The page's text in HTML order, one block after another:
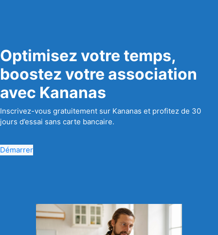
Optimisez votre temps,
boostez votre association
avec Kananas
Inscrivez-vous gratuitement sur Kananas et profitez de 30
jours d’essai sans carte bancaire.
Démarrer